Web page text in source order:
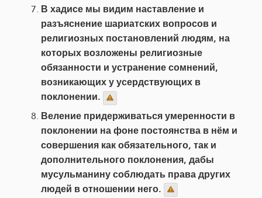
В хадисе мы видим наставление и
разъяснение шариатских вопросов и
религиозных постановлений людям, на
которых возложены религиозные
обязанности и устранение сомнений,
возникающих у усердствующих в
поклонении.
Веление придерживаться умеренности в
поклонении на фоне постоянства в нём и
совершения как обязательного, так и
дополнительного поклонения, дабы
мусульманину соблюдать права других
людей в отношении него.